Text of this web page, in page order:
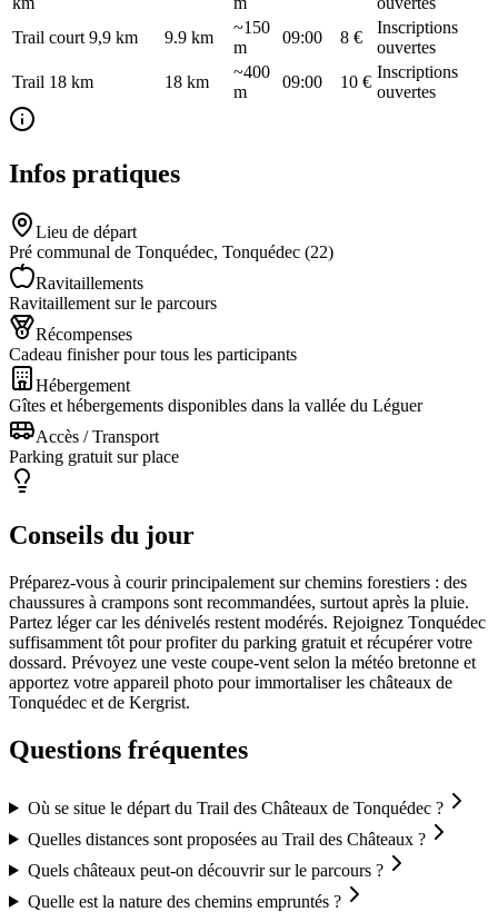
Trail court 9,9 km
9.9 km
~150
m
09:00 8 €
Inscriptions
ouvertes
Trail 18 km
18 km
~400
m
09:00 10 €
Inscriptions
ouvertes
Infos pratiques
Lieu de départ
Pré communal de Tonquédec, Tonquédec (22)
Ravitaillements
Ravitaillement sur le parcours
Récompenses
Cadeau finisher pour tous les participants
Hébergement
Gîtes et hébergements disponibles dans la vallée du Léguer
Accès / Transport
Parking gratuit sur place
Conseils du jour
Préparez-vous à courir principalement sur chemins forestiers : des
chaussures à crampons sont recommandées, surtout après la pluie.
Partez léger car les dénivelés restent modérés. Rejoignez Tonquédec
suffisamment tôt pour profiter du parking gratuit et récupérer votre
dossard. Prévoyez une veste coupe-vent selon la météo bretonne et
apportez votre appareil photo pour immortaliser les châteaux de
Tonquédec et de Kergrist.
Questions fréquentes
Où se situe le départ du Trail des Châteaux de Tonquédec ?
Quelles distances sont proposées au Trail des Châteaux ?
Quels châteaux peut-on découvrir sur le parcours ?
Quelle est la nature des chemins empruntés ?